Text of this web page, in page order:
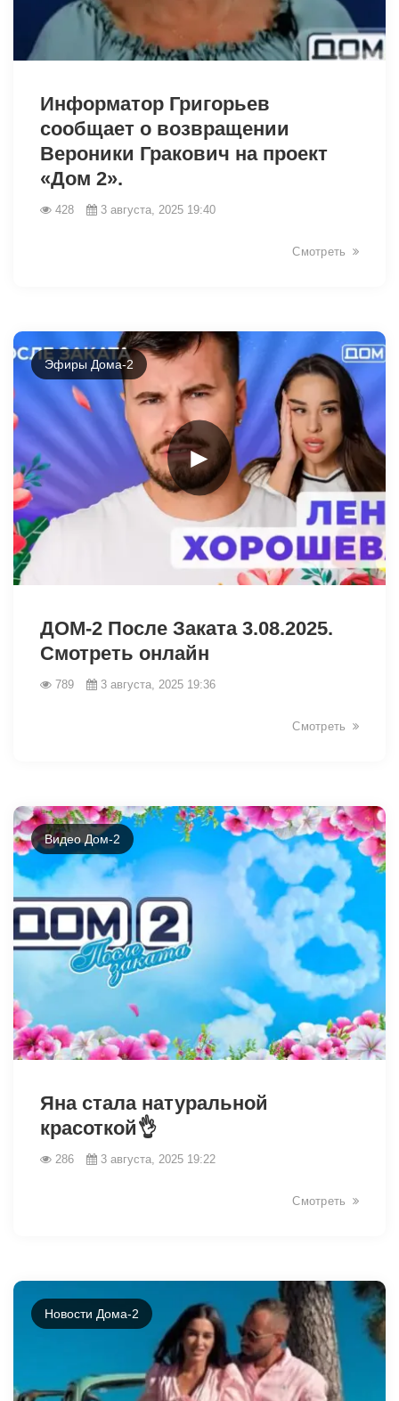
Информатор Григорьев
сообщает о возвращении
Вероники Гракович на проект
«Дом 2».
428 3 августа, 2025 19:40
Смотреть
►
Эфиры Дома-2
ДОМ-2 После Заката 3.08.2025.
Смотреть онлайн
789 3 августа, 2025 19:36
Смотреть
Видео Дом-2
Яна стала натуральной
красоткой👌
286 3 августа, 2025 19:22
Смотреть
Новости Дома-2